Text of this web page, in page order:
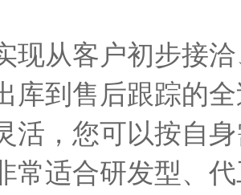
现从客户初步接
库到售后跟踪的
活，您可以按自
常适合研发型、